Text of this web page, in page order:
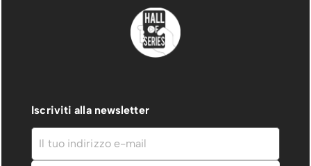
Iscriviti alla newsletter